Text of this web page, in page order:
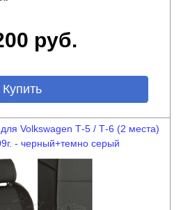
руб.
Volkswagen Т-5 / Т-6 (2 места)
- черный+темно серый